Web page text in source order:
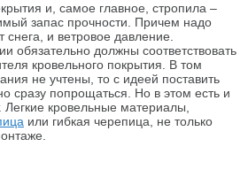
и, самое главное, стропила –
запас прочности. Причем надо
снега, и ветровое давление.
обязательно должны соответствовать
кровельного покрытия. В том
не учтены, то с идеей поставить
сразу попрощаться. Но в этом есть и
кровельные материалы,
или гибкая черепица, не только